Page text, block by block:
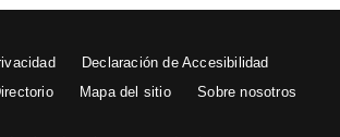
Declaración de Accesibilidad
Mapa del sitio Sobre nosotros